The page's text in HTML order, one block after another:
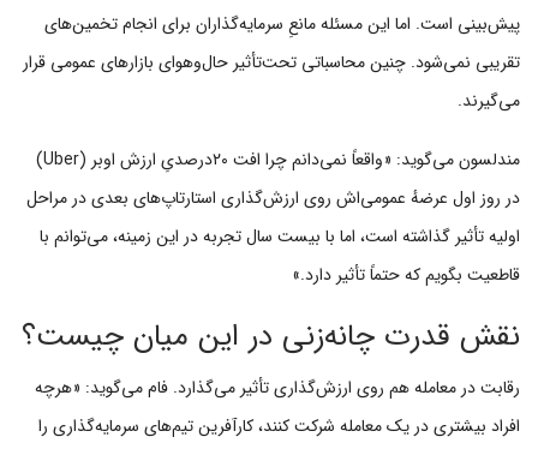
پیش‌بینی است. اما این مسئله مانعِ سرمایه‌گذاران برای انجام تخمین‌های
تقریبی نمی‌شود. چنین محاسباتی تحت‌تأثیر حال‌وهوای بازارهای عمومی قرار
می‌گیرند.
مندلسون می‌گوید: «واقعاً نمی‌دانم چرا افت ۲۰درصدیِ ارزش اوبر (Uber)
در روز اول عرضهٔ عمومی‌اش روی ارزش‌گذاری استارتاپ‌های بعدی در مراحل
اولیه تأثیر گذاشته است، اما با بیست سال تجربه در این زمینه، می‌توانم با
قاطعیت بگویم که حتماً تأثیر دارد.»
نقش قدرت چانه‌زنی در این میان چیست؟
رقابت در معامله هم روی ارزش‌گذاری تأثیر می‌گذارد. فام می‌گوید: «هرچه
افراد بیشتری در یک معامله شرکت کنند، کارآفرین تیم‌های سرمایه‌گذاری را